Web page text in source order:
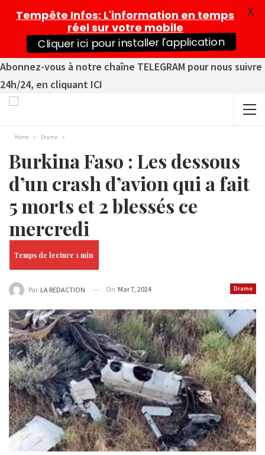
Abonnez-vous à notre chaîne TELEGRAM pour nous suivre
24h/24, en cliquant ICI
Home Drame
Burkina Faso : Les dessous
d’un crash d’avion qui a fait
5 morts et 2 blessés ce
mercredi
Drame
Par LA REDACTION On Mar 7, 2024
Tempête Infos: L'information en temps
réel sur votre mobile
Cliquer ici pour installer l'application
X